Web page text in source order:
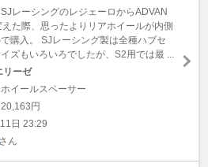
レーシングのレジェーロからADVAN
た際、思ったよりリアホイールが内側
購入。 SJレーシング製は全種ハブセ
ズもいろいろでしたが、S2用では最 ...
リーゼ
イールスペーサー
円
日 23:29
さん